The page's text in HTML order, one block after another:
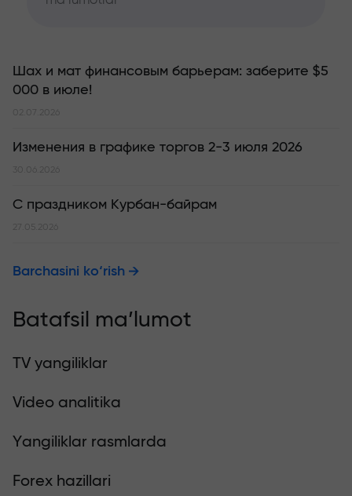
Шах и мат финансовым барьерам: заберите $5
000 в июле!
02.07.2026
Изменения в графике торгов 2-3 июля 2026
30.06.2026
С праздником Курбан-байрам
27.05.2026
Barchasini ko‘rish
Batafsil ma’lumot
TV yangiliklar
Video analitika
Yangiliklar rasmlarda
Forex hazillari